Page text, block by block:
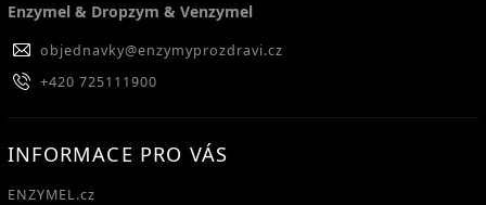
Enzymel & Dropzym & Venzymel
objednavky@enzymyprozdravi.cz
+420 725111900
INFORMACE PRO VÁS
ENZYMEL.cz